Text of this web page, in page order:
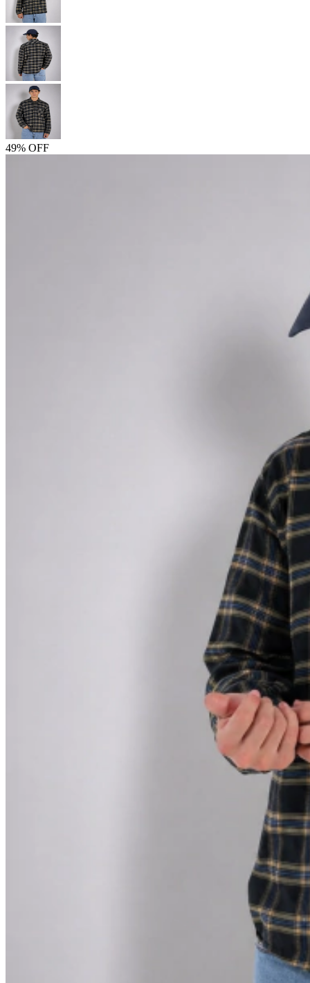
49% OFF